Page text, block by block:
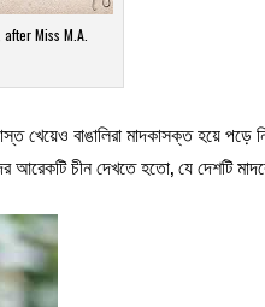
Miss M.A.
বাঙালিরা মাদকাসক্ত হয়ে পড়ে
চীন দেখতে হতো, যে দেশটি